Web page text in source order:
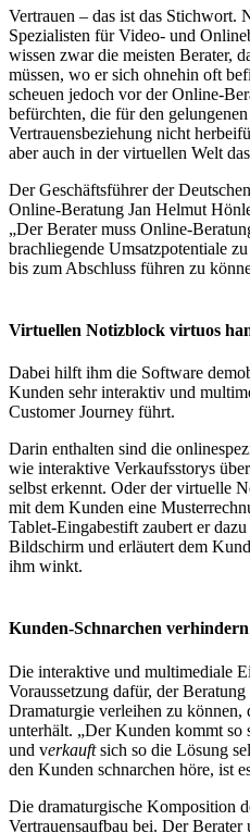
Vertrauen – das ist das Stichwort.
Spezialisten für Video- und
wissen zwar die meisten Berater,
müssen, wo er sich ohnehin oft
scheuen jedoch vor der Online-
befürchten, die für den
Vertrauensbeziehung nicht
aber auch in der virtuellen Welt
Der Geschäftsführer der
Online-Beratung Jan Helmut
„Der Berater muss Online-
brachliegende Umsatzpotentiale
bis zum Abschluss führen zu
Virtuellen Notizblock virtuos
Dabei hilft ihm die Software
Kunden sehr interaktiv und
Customer Journey führt.
Darin enthalten sind die
wie interaktive Verkaufsstorys
selbst erkennt. Oder der virtuelle
mit dem Kunden eine
Tablet-Eingabestift zaubert er
Bildschirm und erläutert dem
ihm winkt.
Kunden-Schnarchen verhindern
Die interaktive und multimediale
Voraussetzung dafür, der
Dramaturgie verleihen zu
unterhält. „Der Kunden kommt so
und verkauftsich so die Lösung
den Kunden schnarchen höre, ist
Die dramaturgische Komposition
Vertrauensaufbau bei. Der Berater